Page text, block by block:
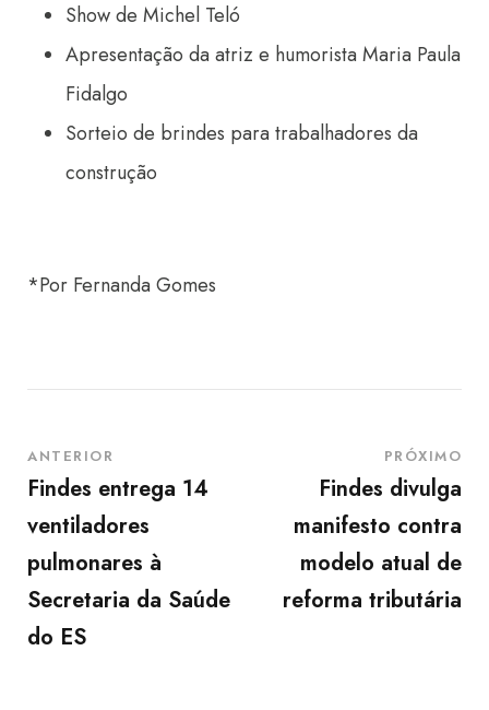
Show de Michel Teló
Apresentação da atriz e humorista Maria Paula
Fidalgo
Sorteio de brindes para trabalhadores da
construção
*Por Fernanda Gomes
ANTERIOR
Findes entrega 14
ventiladores
pulmonares à
Secretaria da Saúde
do ES
PRÓXIMO
Findes divulga
manifesto contra
modelo atual de
reforma tributária